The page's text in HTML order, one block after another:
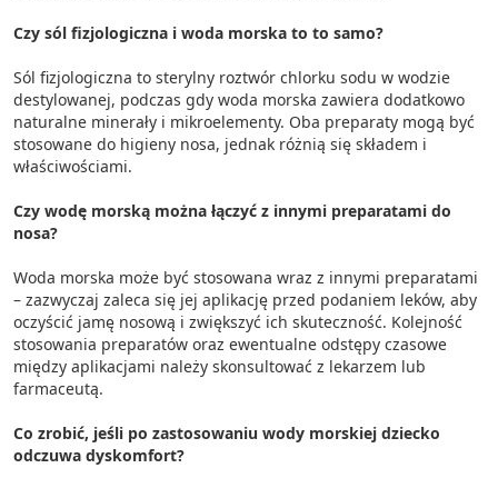
Czy sól fizjologiczna i woda morska to to samo?
Sól fizjologiczna to sterylny roztwór chlorku sodu w wodzie
destylowanej, podczas gdy woda morska zawiera dodatkowo
naturalne minerały i mikroelementy. Oba preparaty mogą być
stosowane do higieny nosa, jednak różnią się składem i
właściwościami.
Czy wodę morską można łączyć z innymi preparatami do
nosa?
Woda morska może być stosowana wraz z innymi preparatami
– zazwyczaj zaleca się jej aplikację przed podaniem leków, aby
oczyścić jamę nosową i zwiększyć ich skuteczność. Kolejność
stosowania preparatów oraz ewentualne odstępy czasowe
między aplikacjami należy skonsultować z lekarzem lub
farmaceutą.
Co zrobić, jeśli po zastosowaniu wody morskiej dziecko
odczuwa dyskomfort?